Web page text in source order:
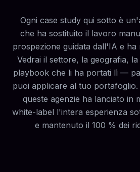
Ogni case study qui sotto è
che ha sostituito il lavoro
prospezione guidata dall'IA e ha
Vedrai il settore, la geografia,
playbook che li ha portati lì —
puoi applicare al tuo portafoglio.
queste agenzie ha lanciato in
white-label l'intera esperienza
e mantenuto il 100 % dei